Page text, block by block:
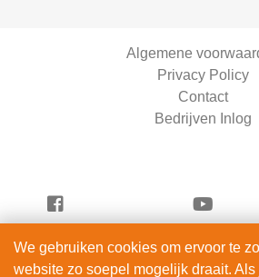
Algemene
Privacy Policy
Contact
Bedrijven Inlog
Vandaag Fietsen is
We gebruiken cookies om ervoor te
website zo soepel mogelijk draait.